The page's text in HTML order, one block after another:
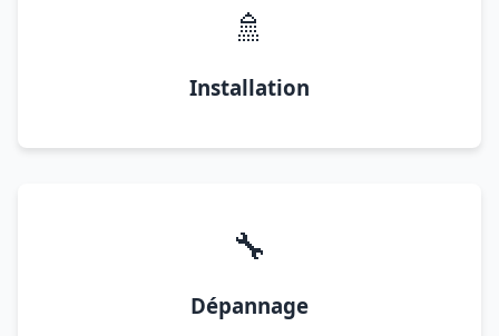
🚿
Installation
🔧
Dépannage